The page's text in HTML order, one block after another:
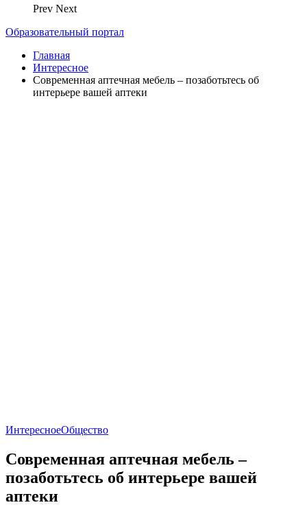
Prev Next
Образовательный портал
Главная
Интересное
Современная аптечная мебель – позаботьтесь об
интерьере вашей аптеки
ИнтересноеОбщество
Современная аптечная мебель –
позаботьтесь об интерьере вашей
аптеки